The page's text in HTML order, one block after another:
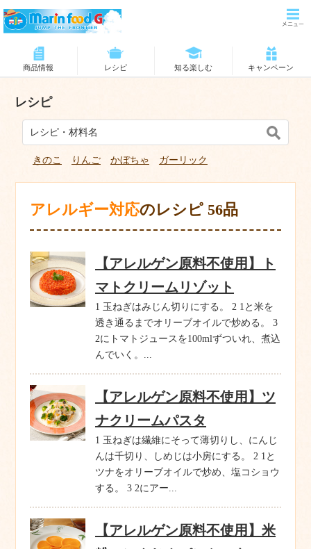
商品情報 レシピ 知る楽しむ キャンペーン
レシピ
きのこ りんご かぼちゃ ガーリック
アレルギー対応のレシピ 56品
【アレルゲン原料不使用】ト
マトクリームリゾット
1 玉ねぎはみじん切りにする。 2 1と米を
透き通るまでオリーブオイルで炒める。 3
2にトマトジュースを100mlずついれ、煮込
んでいく。...
【アレルゲン原料不使用】ツ
ナクリームパスタ
1 玉ねぎは繊維にそって薄切りし、にんじ
んは千切り、しめじは小房にする。 2 1と
ツナをオリーブオイルで炒め、塩コショウ
する。 3 2にアー...
【アレルゲン原料不使用】米